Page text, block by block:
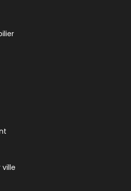
116 m²
m² 6 pièces Pélussin